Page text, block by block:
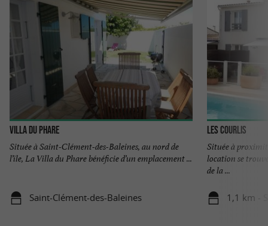
Villa du Phare
Située à Saint-Clément-des-Baleines, au nord de
l’île, La Villa du Phare bénéficie d’un emplacement ...
Saint-Clément-des-Baleines
Les Courlis
Située à
location se
de la ...
1,1 km -